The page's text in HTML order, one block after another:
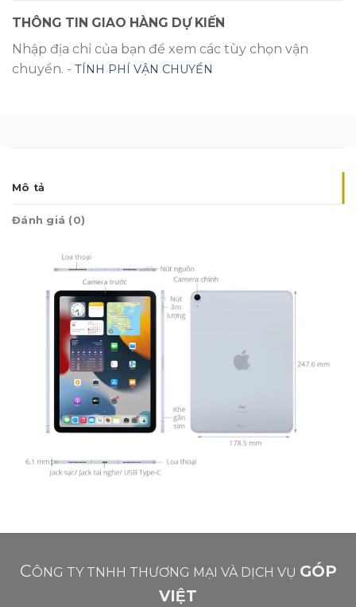
THÔNG TIN GIAO HÀNG DỰ KIẾN
Nhập địa chỉ của bạn để xem các tùy chọn vận
chuyển. - TÍNH PHÍ VẬN CHUYỂN
Mô tả
Đánh giá (0)
CÔNG TY TNHH THƯƠNG MẠI VÀ DỊCH VỤ GÓP
VIỆT